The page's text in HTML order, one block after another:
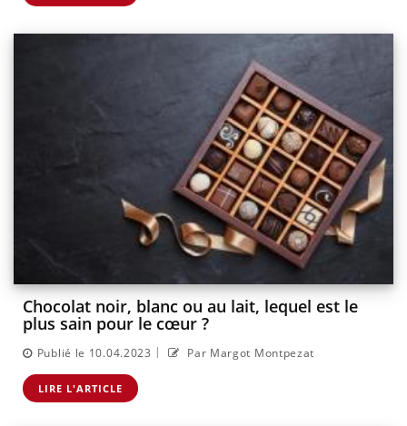
Chocolat noir, blanc ou au lait, lequel est le
plus sain pour le cœur ?
Publié le 10.04.2023 | Par Margot Montpezat
LIRE L'ARTICLE